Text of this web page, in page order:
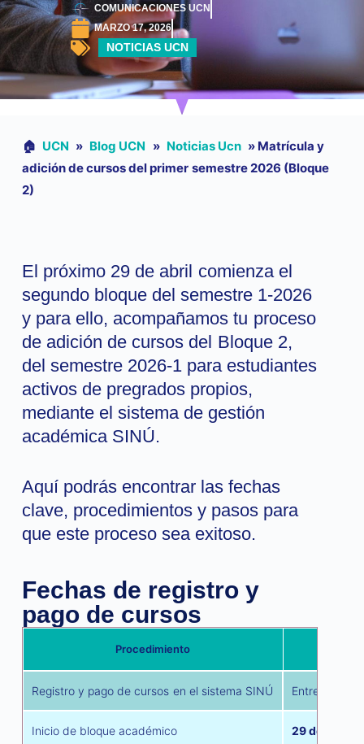
COMUNICACIONES UCN
MARZO 17, 2026
NOTICIAS UCN
🏠︎ UCN » Blog UCN » Noticias Ucn » Matrícula y
adición de cursos del primer semestre 2026 (Bloque
2)
El próximo 29 de abril comienza el
segundo bloque del semestre 1-2026
y para ello, acompañamos tu proceso
de adición de cursos del Bloque 2,
del semestre 2026-1 para estudiantes
activos de pregrados propios,
mediante el sistema de gestión
académica SINÚ.
Aquí podrás encontrar las fechas
clave, procedimientos y pasos para
que este proceso sea exitoso.
Fechas de registro y
pago de cursos
Procedimiento
Registro y pago de cursos en el sistema SINÚ Entre el
Inicio de bloque académico 29 de abril